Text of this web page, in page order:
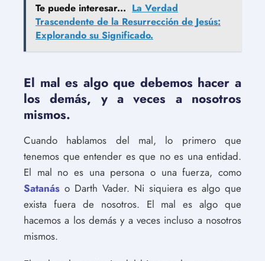
Te puede interesar... La Verdad
Trascendente de la Resurrección de Jesús:
Explorando su Significado.
El mal es algo que debemos hacer a
los demás, y a veces a nosotros
mismos.
Cuando hablamos del mal, lo primero que
tenemos que entender es que no es una entidad.
El mal no es una persona o una fuerza, como
Satanás o Darth Vader. Ni siquiera es algo que
exista fuera de nosotros. El mal es algo que
hacemos a los demás y a veces incluso a nosotros
mismos.